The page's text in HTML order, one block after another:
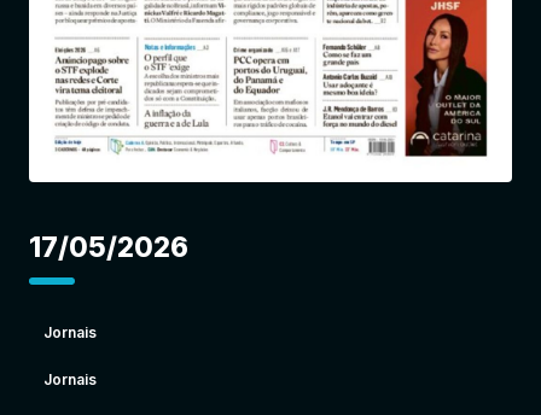
17/05/2026
Jornais
Jornais